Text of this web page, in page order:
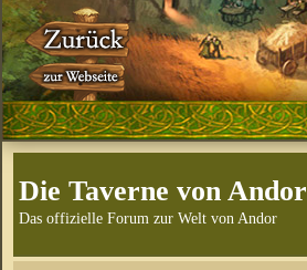
Die Taverne von Andor
Das offizielle Forum zur Welt von Andor